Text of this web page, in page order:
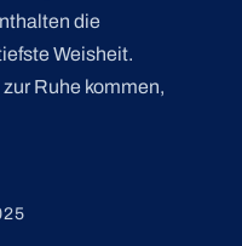
die
Weisheit.
Ruhe kommen,